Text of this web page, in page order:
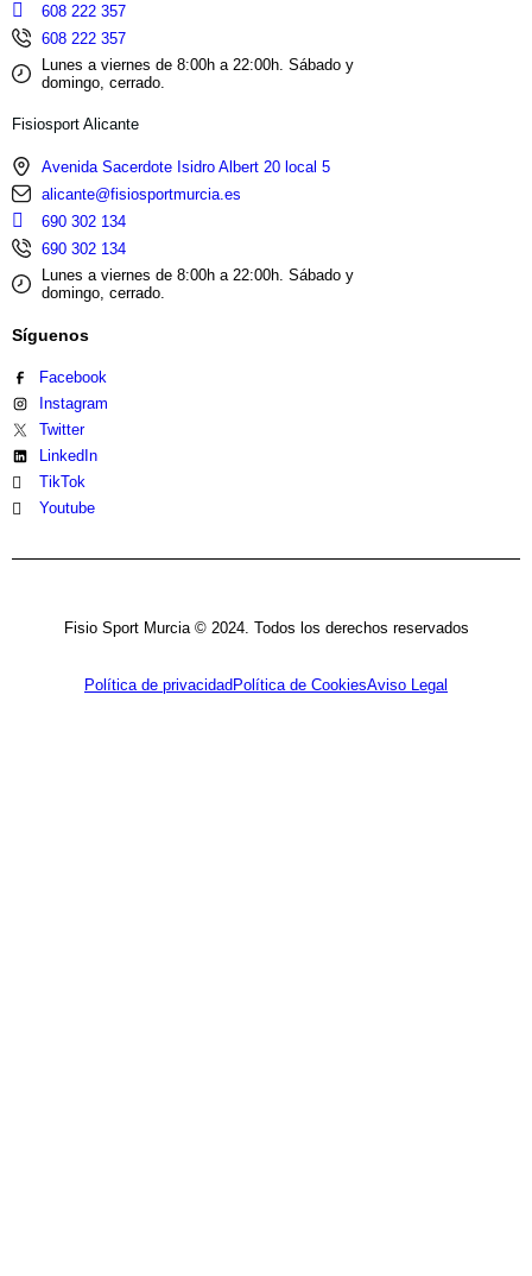
608 222 357
608 222 357
Lunes a viernes de 8:00h a 22:00h. Sábado y
domingo, cerrado.
Fisiosport Alicante
Avenida Sacerdote Isidro Albert 20 local 5
alicante@fisiosportmurcia.es
690 302 134
690 302 134
Lunes a viernes de 8:00h a 22:00h. Sábado y
domingo, cerrado.
Síguenos
Facebook
Instagram
Twitter
LinkedIn
TikTok
Youtube
Fisio Sport Murcia © 2024. Todos los derechos reservados
Política de privacidad Política de CookiesAviso Legal